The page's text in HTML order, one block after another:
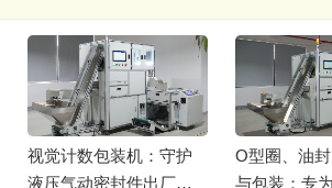
视觉计数包装机：守护
液压气动密封件出厂的
O型圈、油
与包装：专